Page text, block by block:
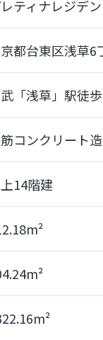
ティナレジデ
都台東区浅草6
「浅草」駅徒
コンクリート造
14階建